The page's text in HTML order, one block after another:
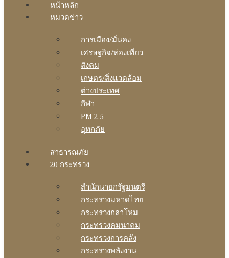
หน้าหลัก
หมวดข่าว
การเมือง/มั่นคง
เศรษฐกิจ/ท่องเที่ยว
สังคม
เกษตร/สิ่งแวดล้อม
ต่างประเทศ
กีฬา
PM 2.5
อุทกภัย
สาธารณภัย
20 กระทรวง
สํานักนายกรัฐมนตรี
กระทรวงมหาดไทย
กระทรวงกลาโหม
กระทรวงคมนาคม
กระทรวงการคลัง
กระทรวงพลังงาน